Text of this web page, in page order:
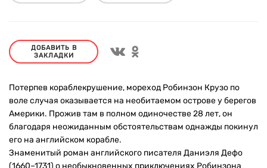
ДОБАВИТЬ В
ЗАКЛАДКИ
Потерпев кораблекрушение, мореход Робинзон Крузо по
воле случая оказывается на необитаемом острове у берегов
Америки. Прожив там в полном одиночестве 28 лет, он
благодаря неожиданным обстоятельствам однажды покинул
его на английском корабле.
Знаменитый роман английского писателя Даниэля Дефо
(1660–1731) о необыкновенных приключениях Робинзона